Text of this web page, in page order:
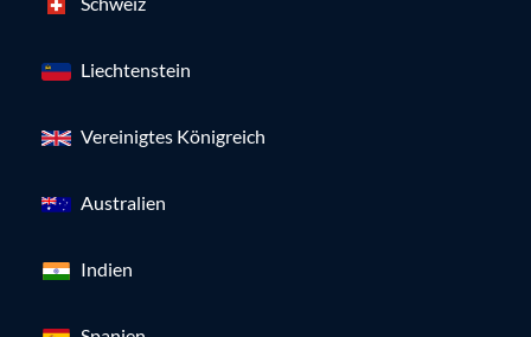
Liechtenstein
Vereinigtes Königreich
Australien
Indien